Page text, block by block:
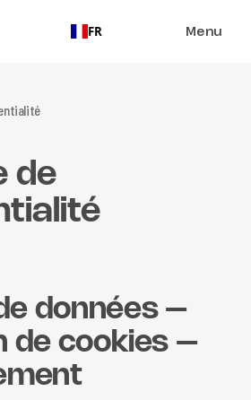
FR Menu
de
données –
de cookies –